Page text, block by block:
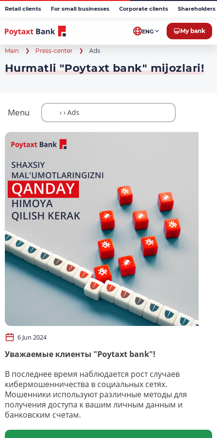
Retail clients For small businesses Corporate clients
ENG My bank
Main Press-center Ads
Hurmatli "Poytaxt bank" mijozlari!
Menu
6 Jun 2024
Уважаемые клиенты "Poytaxt bank"!
В последнее время наблюдается рост случаев
кибермошенничества в социальных сетях.
Мошенники используют различные методы для
получения доступа к вашим личным данным и
банковским счетам.